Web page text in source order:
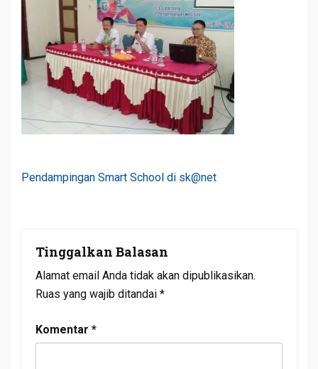
Navigasi
Pendampingan Smart School di sk@net
Tinggalkan Balasan
Alamat email Anda tidak akan dipublikasikan.
Ruas yang wajib ditandai *
Komentar *